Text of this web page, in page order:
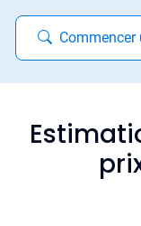
Commencer